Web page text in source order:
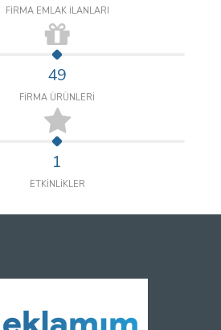
FİRMA EMLAK İLANLARI
49
FİRMA ÜRÜNLERİ
1
ETKİNLİKLER